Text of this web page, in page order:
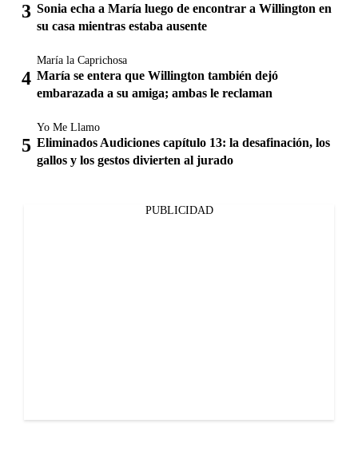
Sonia echa a María luego de encontrar a Willington en
su casa mientras estaba ausente
María la Caprichosa
María se entera que Willington también dejó
embarazada a su amiga; ambas le reclaman
Yo Me Llamo
Eliminados Audiciones capítulo 13: la desafinación, los
gallos y los gestos divierten al jurado
PUBLICIDAD